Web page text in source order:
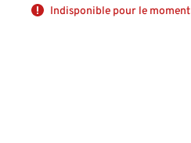
Indisponible pour le moment